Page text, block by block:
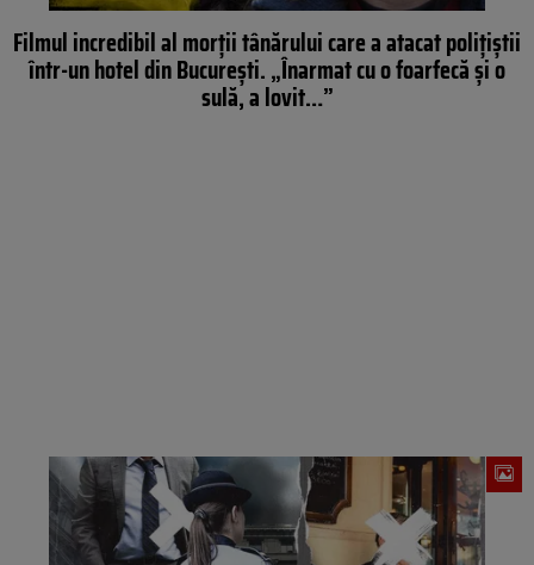
Filmul incredibil al morții tânărului care a atacat polițiștii
într-un hotel din București. „Înarmat cu o foarfecă și o
sulă, a lovit…”